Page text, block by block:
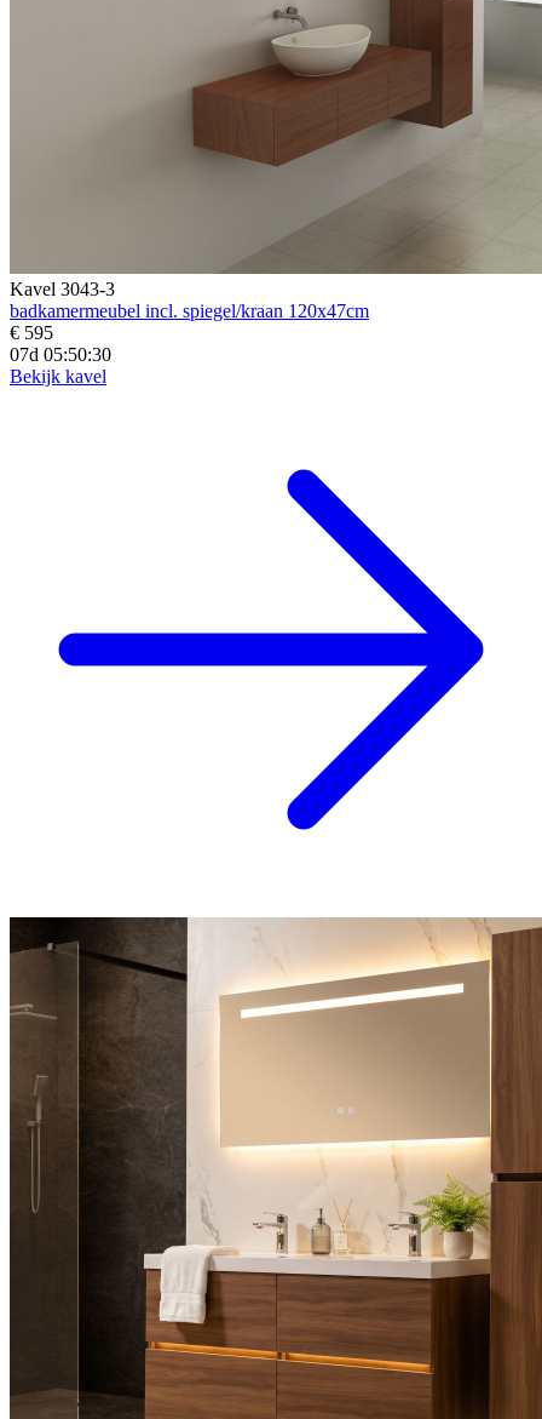
Kavel 3043-3
badkamermeubel incl. spiegel/kraan 120x47cm
€ 595
07d 05:50:28
Bekijk kavel